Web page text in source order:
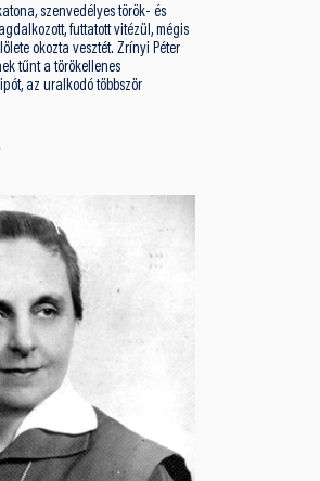
szenvedélyes török- és
futtatott vitézül, mégis
okozta vesztét. Zrínyi Péter
tűnt a törökellenes
az uralkodó többször